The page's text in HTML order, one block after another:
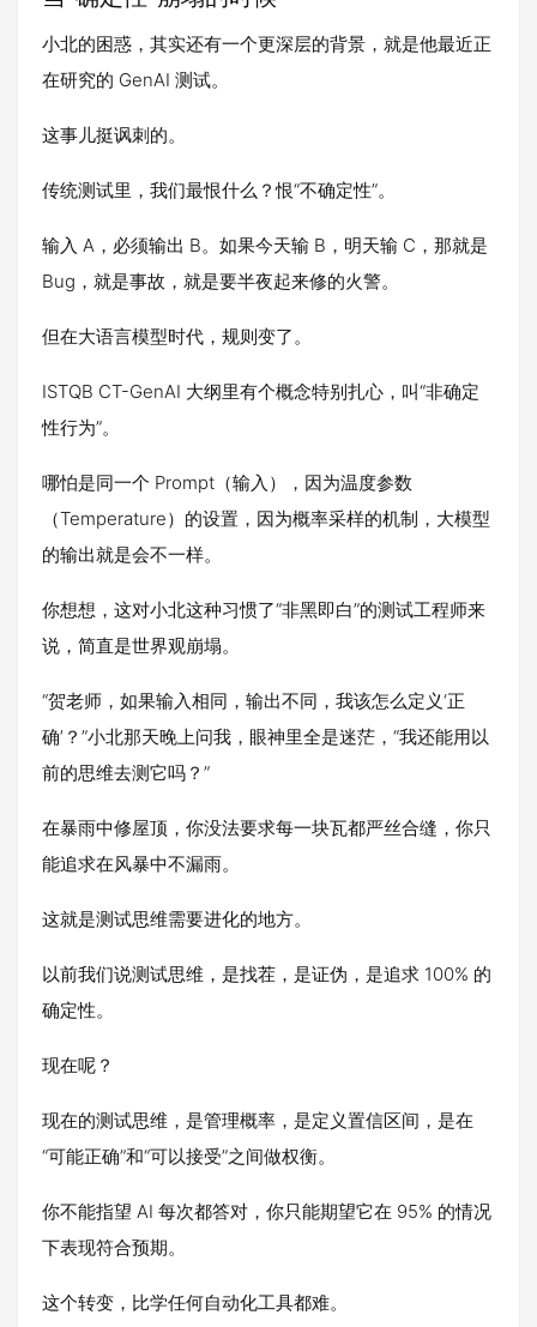
小北的困惑，其实还有一个更深层的背景，就是他最近正
在研究的 GenAI 测试。
这事儿挺讽刺的。
传统测试里，我们最恨什么？恨“不确定性”。
输入 A，必须输出 B。如果今天输 B，明天输 C，那就是
Bug，就是事故，就是要半夜起来修的火警。
但在大语言模型时代，规则变了。
ISTQB CT-GenAI 大纲里有个概念特别扎心，叫“非确定
性行为”。
哪怕是同一个 Prompt（输入），因为温度参数
（Temperature）的设置，因为概率采样的机制，大模型
的输出就是会不一样。
你想想，这对小北这种习惯了“非黑即白”的测试工程师来
说，简直是世界观崩塌。
“贺老师 ，如果输入相同，输出不同，我该怎么定义‘正
确’？”小北那天晚上问我，眼神里全是迷茫，“我还能用以
前的思维去测它吗？”
在暴雨中修屋顶，你没法要求每一块瓦都严丝合缝，你只
能追求在风暴中不漏雨。
这就是测试思维需要进化的地方。
以前我们说测试思维，是找茬，是证伪，是追求 100% 的
确定性。
现在呢？
现在的测试思维，是管理概率，是定义置信区间，是在
“可能正确”和“可以接受”之间做权衡。
你不能指望 AI 每次都答对，你只能期望它在 95% 的情况
下表现符合预期。
这个转变，比学任何自动化工具都难。